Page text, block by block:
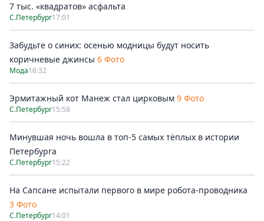
7 тыс. «квадратов» асфальта
С.Петербург17:01
Забудьте о синих: осенью модницы будут носить
коричневые джинсы 6 Фото
Мода16:32
Эрмитажный кот Манеж стал цирковым 9 Фото
С.Петербург15:58
Минувшая ночь вошла в топ-5 самых тёплых в истории
Петербурга
С.Петербург15:22
На Сапсане испытали первого в мире робота-проводника
3 Фото
С.Петербург14:01